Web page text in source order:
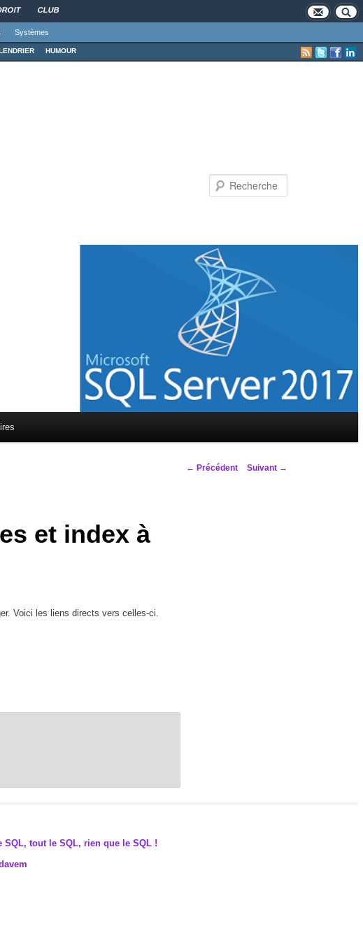
CLUB
Systèmes
HUMOUR
Navigation des articles
← Précédent Suivant →
et index à
Voici les liens directs vers celles-ci.
SQL, tout le SQL, rien que le SQL !